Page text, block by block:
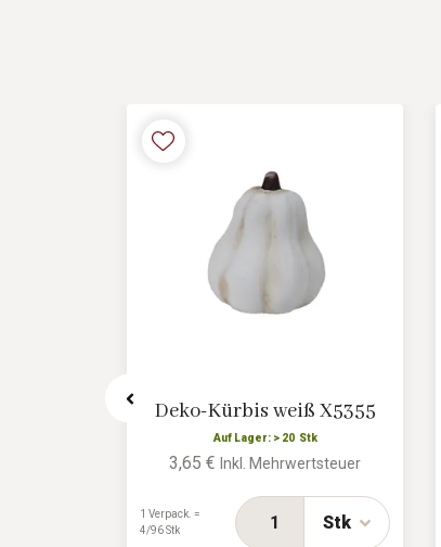
Deko-Kürbis weiß X5355
Auf Lager: > 20 Stk
3,65 € Inkl. Mehrwertsteuer
Stk
1 Verpack. =
4/96 Stk